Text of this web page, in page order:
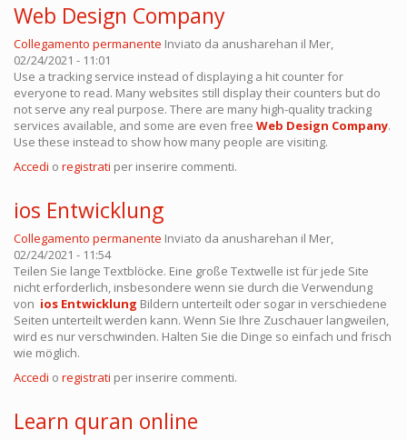
Web Design Company
Collegamento permanente Inviato da anusharehan il Mer,
02/24/2021 - 11:01
Use a tracking service instead of displaying a hit counter for
everyone to read. Many websites still display their counters but do
not serve any real purpose. There are many high-quality tracking
services available, and some are even free Web Design Company.
Use these instead to show how many people are visiting.
Accedi o registrati per inserire commenti.
ios Entwicklung
Collegamento permanente Inviato da anusharehan il Mer,
02/24/2021 - 11:54
Teilen Sie lange Textblöcke. Eine große Textwelle ist für jede Site
nicht erforderlich, insbesondere wenn sie durch die Verwendung
von ios Entwicklung Bildern unterteilt oder sogar in verschiedene
Seiten unterteilt werden kann. Wenn Sie Ihre Zuschauer langweilen,
wird es nur verschwinden. Halten Sie die Dinge so einfach und frisch
wie möglich.
Accedi o registrati per inserire commenti.
Learn quran online